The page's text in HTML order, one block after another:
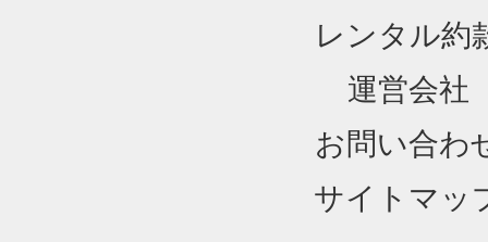
レンタル約
運営会社
お問い合わ
サイトマッ